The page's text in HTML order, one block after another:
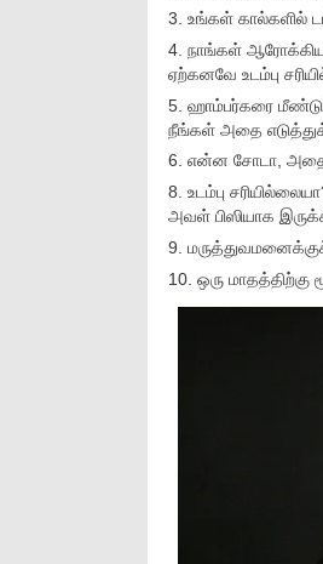
3. உங்கள் கால்களில்
4. நாங்கள்
ஏற்கனவே உடம்பு
5. ஹாம்பர்கரை
நீங்கள் அதை
6. என்ன சோடா, அதை
8. உடம்பு
அவள் பிஸியாக
9.
10. ஒரு